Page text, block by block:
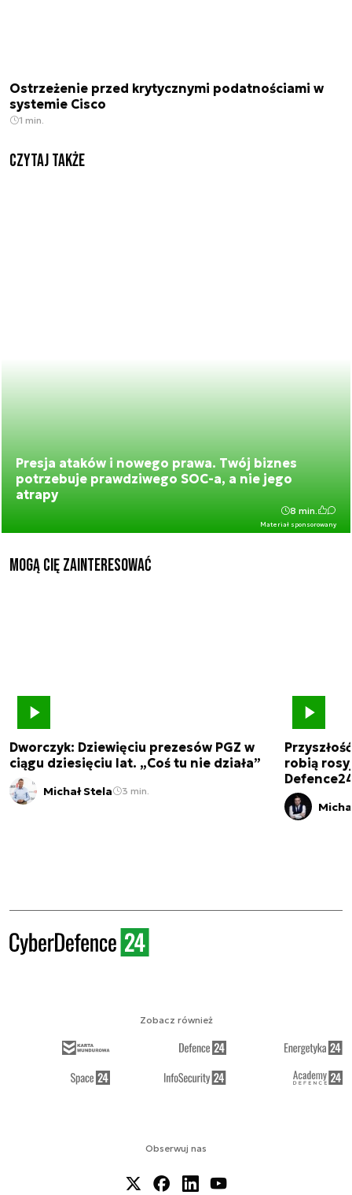
Ostrzeżenie przed krytycznymi podatnościami w
systemie Cisco
1 min.
Czytaj także
Presja ataków i nowego prawa. Twój biznes
potrzebuje prawdziwego SOC-a, a nie jego
atrapy
Materiał sponsorowany
8 min.
Mogą Cię zainteresować
Dworczyk: Dziewięciu prezesów PGZ w
ciągu dziesięciu lat. „Coś tu nie działa”
Michał Stela 3 min.
robią
Obserwuj nas
Zobacz również